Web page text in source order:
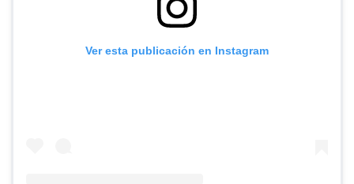
Ver esta publicación en Instagram